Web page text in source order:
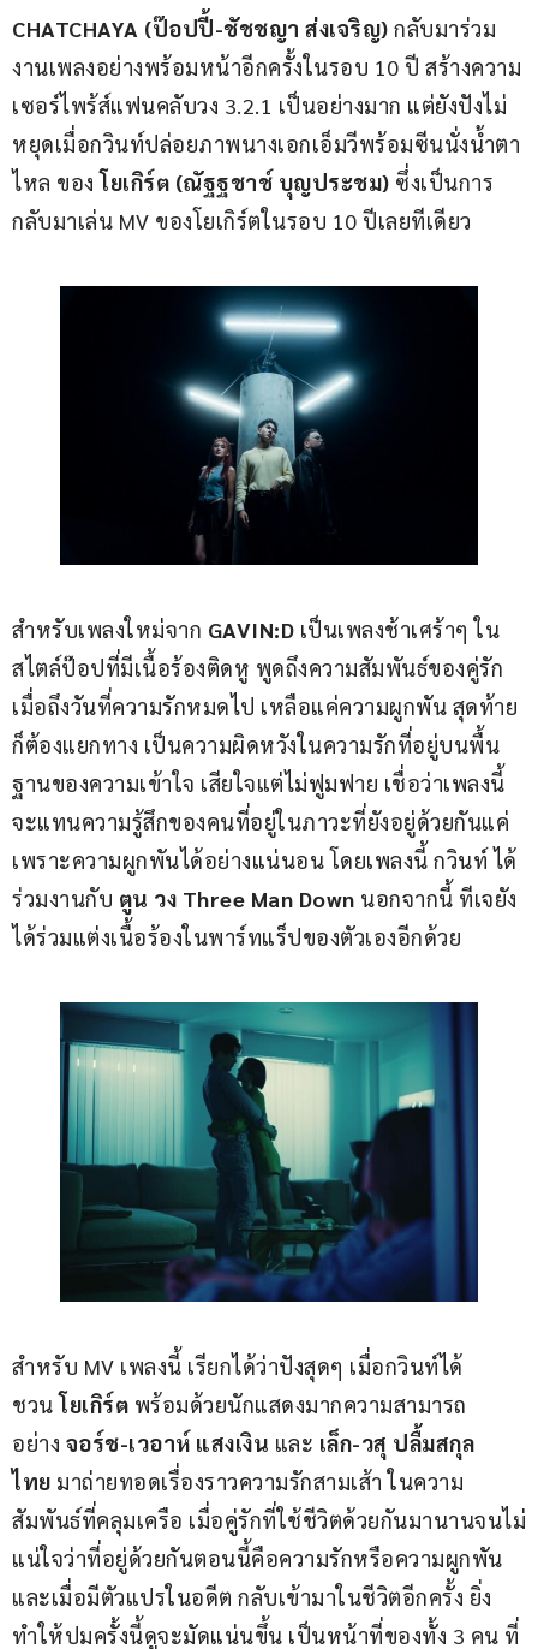
CHATCHAYA (ป๊อปปี้-ชัชชญา ส่งเจริญ) กลับมาร่วม
งานเพลงอย่างพร้อมหน้าอีกครั้งในรอบ 10 ปี สร้างความ
เซอร์ไพร้ส์แฟนคลับวง 3.2.1 เป็นอย่างมาก แต่ยังปังไม่
หยุดเมื่อกวินท์ปล่อยภาพนางเอกเอ็มวีพร้อมซีนนั่งน้ำตา
ไหล ของ โยเกิร์ต (ณัฐฐชาช์ บุญประชม) ซึ่งเป็นการ
กลับมาเล่น MV ของโยเกิร์ตในรอบ 10 ปีเลยทีเดียว
สำหรับเพลงใหม่จาก GAVIN:D เป็นเพลงช้าเศร้าๆ ใน
สไตล์ป๊อปที่มีเนื้อร้องติดหู พูดถึงความสัมพันธ์ของคู่รัก
เมื่อถึงวันที่ความรักหมดไป เหลือแค่ความผูกพัน สุดท้าย
ก็ต้องแยกทาง เป็นความผิดหวังในความรักที่อยู่บนพื้น
ฐานของความเข้าใจ เสียใจแต่ไม่ฟูมฟาย เชื่อว่าเพลงนี้
จะแทนความรู้สึกของคนที่อยู่ในภาวะที่ยังอยู่ด้วยกันแค่
เพราะความผูกพันได้อย่างแน่นอน โดยเพลงนี้ กวินท์ ได้
ร่วมงานกับ ตูน วง Three Man Down นอกจากนี้ ทีเจยัง
ได้ร่วมแต่งเนื้อร้องในพาร์ทแร็ปของตัวเองอีกด้วย
สำหรับ MV เพลงนี้ เรียกได้ว่าปังสุดๆ เมื่อกวินท์ได้
ชวน โยเกิร์ต พร้อมด้วยนักแสดงมากความสามารถ
อย่าง จอร์ช-เวอาห์ แสงเงิน และ เล็ก-วสุ ปลื้มสกุล
ไทย มาถ่ายทอดเรื่องราวความรักสามเส้า ในความ
สัมพันธ์ที่คลุมเครือ เมื่อคู่รักที่ใช้ชีวิตด้วยกันมานานจนไม่
แน่ใจว่าที่อยู่ด้วยกันตอนนี้คือความรักหรือความผูกพัน
และเมื่อมีตัวแปรในอดีต กลับเข้ามาในชีวิตอีกครั้ง ยิ่ง
ทำให้ปมครั้งนี้ดูจะมัดแน่นขึ้น เป็นหน้าที่ของทั้ง 3 คน ที่